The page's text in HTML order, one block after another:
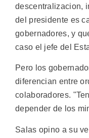
descentralizacion,
del presidente es
gobernadores, y
caso el jefe del
Pero los
diferencian entre
colaboradores.
depender de los
Salas opino a su